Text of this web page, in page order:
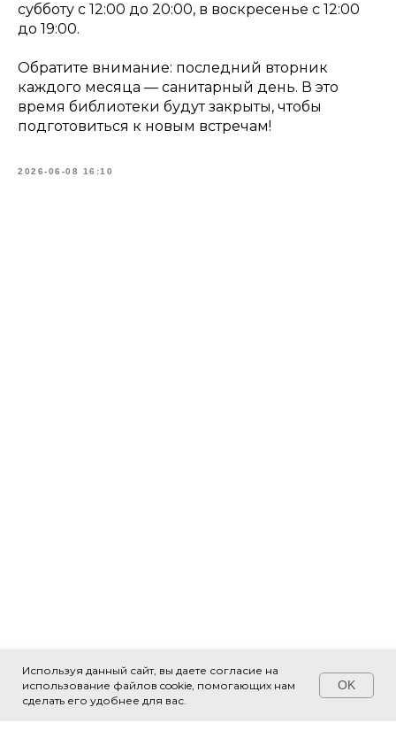
Используя данный сайт, вы даете согласие на
использование файлов cookie, помогающих нам
сделать его удобнее для вас.
OK
Свяжитесь с нами!
субботу с 12:00 до 20:00, в воскресенье с 12:00
до 19:00.
Обратите внимание: последний вторник
каждого месяца — санитарный день. В это
время библиотеки будут закрыты, чтобы
подготовиться к новым встречам!
2026-06-08 16:10